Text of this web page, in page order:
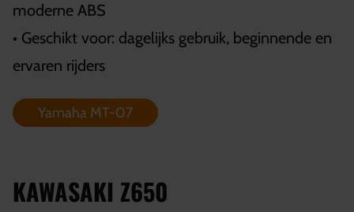
moderne ABS
• Geschikt voor: dagelijks gebruik, beginnende en
ervaren rijders
Yamaha MT-07
KAWASAKI Z650